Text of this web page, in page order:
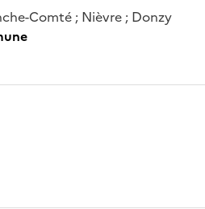
Comté ; Nièvre ; Donzy